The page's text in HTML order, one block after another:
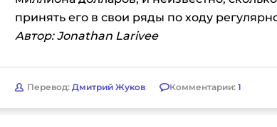
принять его в свои ряды по ходу
Автор: Jonathan Larivee
Перевод: Дмитрий Жуков Комментарии: 1